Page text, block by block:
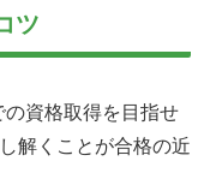
ツ
資格取得を目指せ
解くことが合格の近